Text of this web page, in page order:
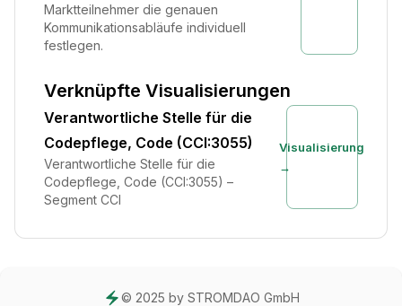
Marktteilnehmer die genauen
Kommunikationsabläufe individuell
festlegen.
Verknüpfte Visualisierungen
Verantwortliche Stelle für die
Codepflege, Code (CCI:3055)
Verantwortliche Stelle für die
Codepflege, Code (CCI:3055) –
Segment CCI
Visualisierung
→
© 2025 by STROMDAO GmbH